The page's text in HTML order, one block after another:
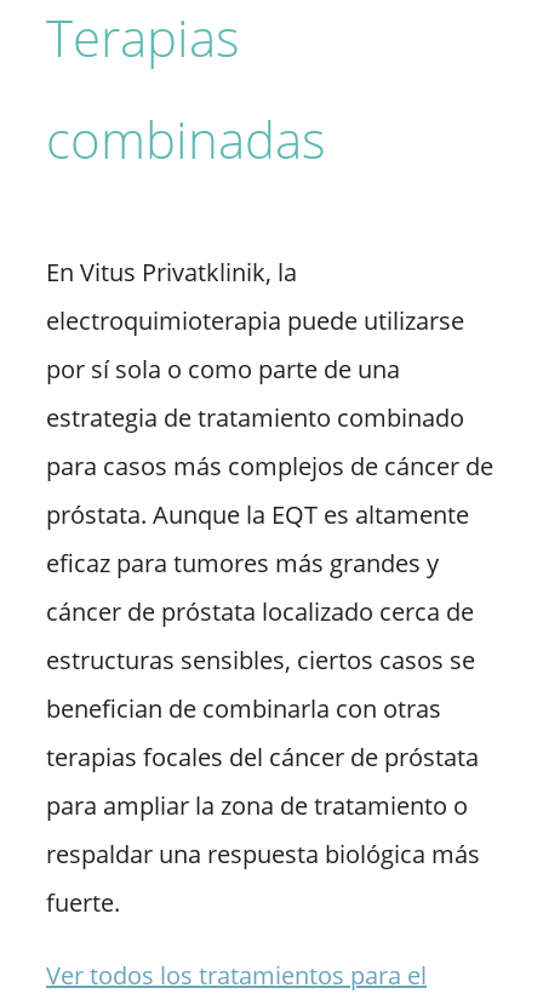
Terapias
combinadas
En Vitus Privatklinik, la
electroquimioterapia puede utilizarse
por sí sola o como parte de una
estrategia de tratamiento combinado
para casos más complejos de cáncer de
próstata. Aunque la EQT es altamente
eficaz para tumores más grandes y
cáncer de próstata localizado cerca de
estructuras sensibles, ciertos casos se
benefician de combinarla con otras
terapias focales del cáncer de próstata
para ampliar la zona de tratamiento o
respaldar una respuesta biológica más
fuerte.
Ver todos los tratamientos para el